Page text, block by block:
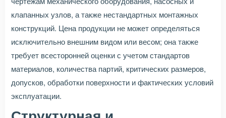
клапанных узлов, а также нестандартных монтажных
конструкций. Цена продукции не может определяться
исключительно внешним видом или весом; она также
требует всесторонней оценки с учетом стандартов
материалов, количества партий, критических размеров,
допусков, обработки поверхности и фактических условий
эксплуатации.